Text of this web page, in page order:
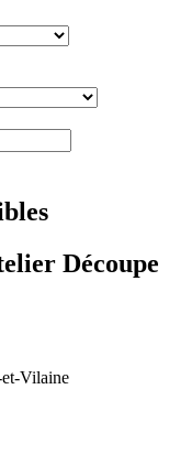
Découpe
Vilaine